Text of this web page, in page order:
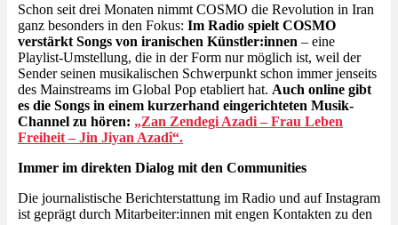
Schon seit drei Monaten nimmt COSMO die Revolution in Iran
ganz besonders in den Fokus: Im Radio spielt COSMO
verstärkt Songs von iranischen Künstler:innen – eine
Playlist-Umstellung, die in der Form nur möglich ist, weil der
Sender seinen musikalischen Schwerpunkt schon immer jenseits
des Mainstreams im Global Pop etabliert hat. Auch online gibt
es die Songs in einem kurzerhand eingerichteten Musik-
Channel zu hören: „Zan Zendegi Azadi – Frau Leben
Freiheit – Jin Jiyan Azadî“.
Immer im direkten Dialog mit den Communities
Die journalistische Berichterstattung im Radio und auf Instagram
ist geprägt durch Mitarbeiter:innen mit engen Kontakten zu den